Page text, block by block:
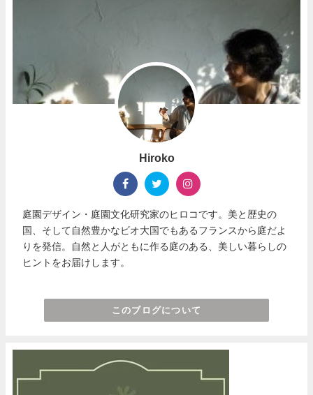
Hiroko
庭園デザイン・庭園文化研究家のヒロコです。美と歴史の
国、そして自然豊かなビオ大国でもあるフランスから庭だよ
りを発信。自然と人がともに作る庭のある、美しい暮らしの
ヒントをお届けします。
このブログについて